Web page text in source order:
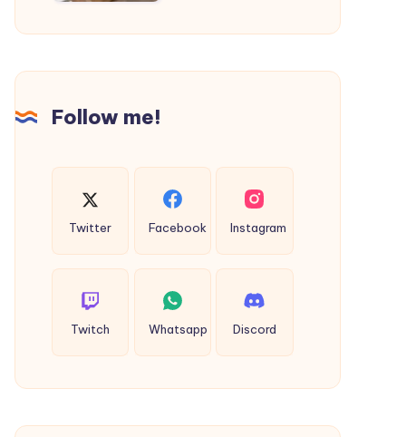
Follow me!
Twitter Facebook Instagram
Twitch Whatsapp Discord